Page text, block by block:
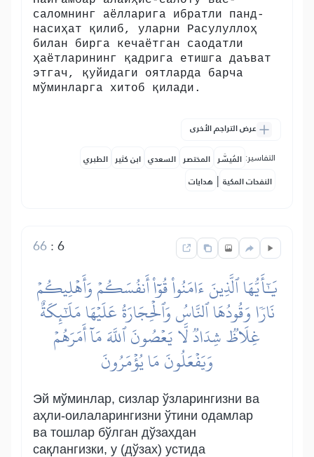
саломнинг аёлларига ибратли панд-
насиҳат қилиб, уларни Расулуллоҳ
билан бирга кечаётган саодатли
ҳаётларининг қадрига етишга даъват
этгач, қуйидаги оятларда барча
мўминларга хитоб қилади.
عرض التراجم الأخرى
التفاسير: المُيسَّر المختصر السعدي ابن كثير الطبري
النفحات المكية | هدايات
6
:
66
يَٰٓأَيُّهَا ٱلَّذِينَ ءَامَنُواْ قُوٓاْ أَنفُسَكُمۡ وَأَهۡلِيكُمۡ
نَارٗا وَقُودُهَا ٱلنَّاسُ وَٱلۡحِجَارَةُ عَلَيۡهَا مَلَٰٓئِكَةٌ
غِلَاظٞ شِدَادٞ لَّا يَعۡصُونَ ٱللَّهَ مَآ أَمَرَهُمۡ
وَيَفۡعَلُونَ مَا يُؤۡمَرُونَ
Эй мўминлар, сизлар ўзларингизни ва
аҳли-оилаларингизни ўтини одамлар
ва тошлар бўлган дўзахдан
сақлангизки, у (дўзах) устида